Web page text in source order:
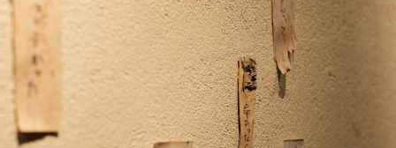
「個人」への尊厳 - シベリア抑留について -